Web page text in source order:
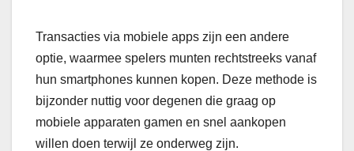
Transacties via mobiele apps zijn een andere
optie, waarmee spelers munten rechtstreeks vanaf
hun smartphones kunnen kopen. Deze methode is
bijzonder nuttig voor degenen die graag op
mobiele apparaten gamen en snel aankopen
willen doen terwijl ze onderweg zijn.